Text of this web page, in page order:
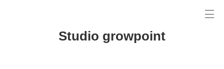
Studio growpoint